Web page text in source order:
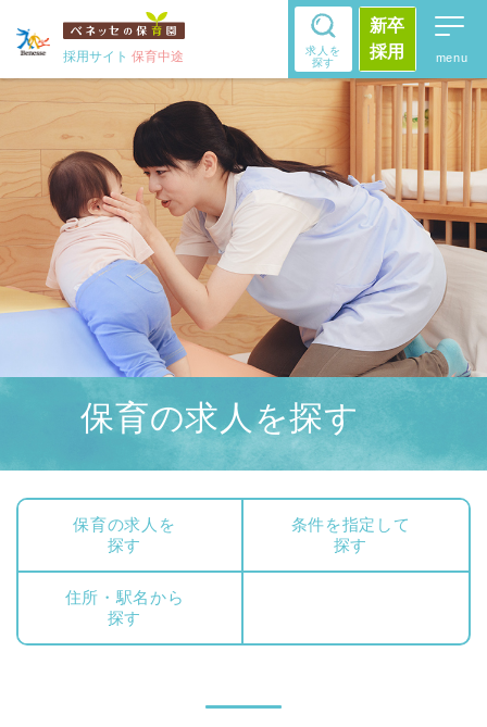
採用サイト 保育中途
求人を
探す
新卒
採用
保育の求人を探す
保育の求人を
探す
条件を指定して
探す
住所・駅名から
探す